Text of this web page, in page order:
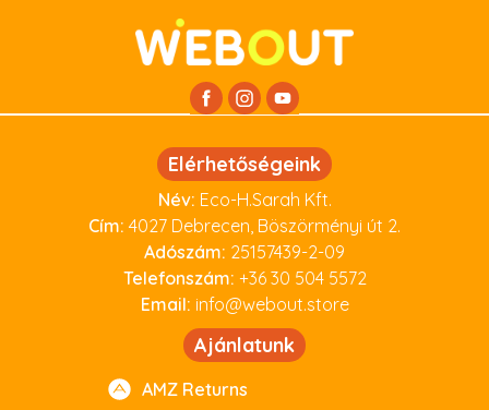
Elérhetőségeink
Név: Eco-H.Sarah Kft.
Cím: 4027 Debrecen, Böszörményi út 2.
Adószám: 25157439-2-09
Telefonszám: +36 30 504 5572
Email: info@webout.store
Ajánlatunk
AMZ Returns